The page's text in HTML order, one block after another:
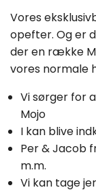
Vores
opefter. Og er
der en række
vores normale
Vi sørger for
Mojo
I kan blive
Per & Jacob
m.m.
Vi kan tage